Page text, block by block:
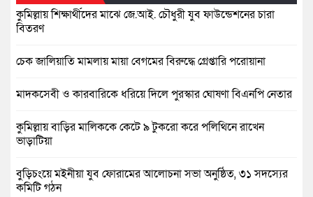
কুমিল্লায় শিক্ষার্থীদের মাঝে জে.আই. চৌধুরী যুব ফাউন্ডেশনের চারা
বিতরণ
চেক জালিয়াতি মামলায় মায়া বেগমের বিরুদ্ধে গ্রেপ্তারি পরোয়ানা
মাদকসেবী ও কারবারিকে ধরিয়ে দিলে পুরস্কার ঘোষণা বিএনপি নেতার
কুমিল্লায় বাড়ির মালিককে কেটে ৯ টুকরো করে পলিথিনে রাখেন
ভাড়াটিয়া
বুড়িচংয়ে মইনীয়া যুব ফোরামের আলোচনা সভা অনুষ্ঠিত, ৩১ সদস্যের
কমিটি গঠন